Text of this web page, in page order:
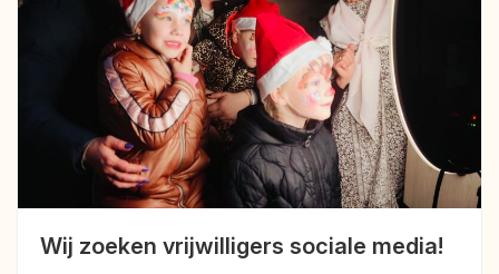
Wij zoeken vrijwilligers sociale media!